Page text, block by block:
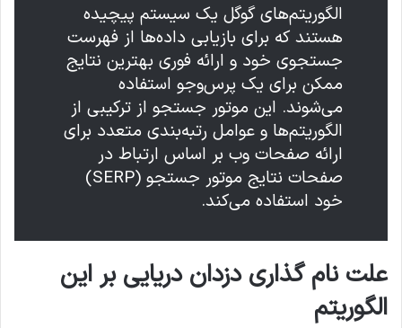
الگوریتم‌های گوگل یک سیستم پیچیده
هستند که برای بازیابی داده‌ها از فهرست
جستجوی خود و ارائه فوری بهترین نتایج
ممکن برای یک پرس‌وجو استفاده
می‌شوند. این موتور جستجو از ترکیبی از
الگوریتم‌ها و عوامل رتبه‌بندی متعدد برای
ارائه صفحات وب بر اساس ارتباط در
صفحات نتایج موتور جستجو (SERP)
خود استفاده می‌کند.
علت نام گذاری دزدان دریایی بر این
الگوریتم